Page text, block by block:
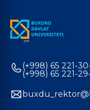
(+998) 65 221-
(+998) 65 221-